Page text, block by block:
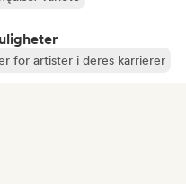
for artister i deres karrierer